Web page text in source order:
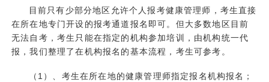
目前只有少部分地区允许个人报考健康管理师，考生直接
在所在地专门开设的报考通道报名即可。但大多数地区目前
无法自考，考生只能在指定的机构参加培训，由机构统一代
报，我们整理了在机构报名的基本流程，考生可参考。
（1）、考生在所在地的健康管理师指定报名机构报名；